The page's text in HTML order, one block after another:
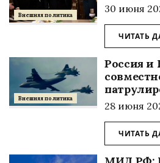
Внешняя политика
30 июня
ЧИТАТЬ
Внешняя политика
Россия и
28 июня
ЧИТАТЬ